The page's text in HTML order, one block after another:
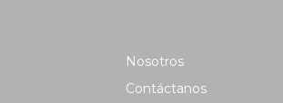
Nosotros
Contáctanos